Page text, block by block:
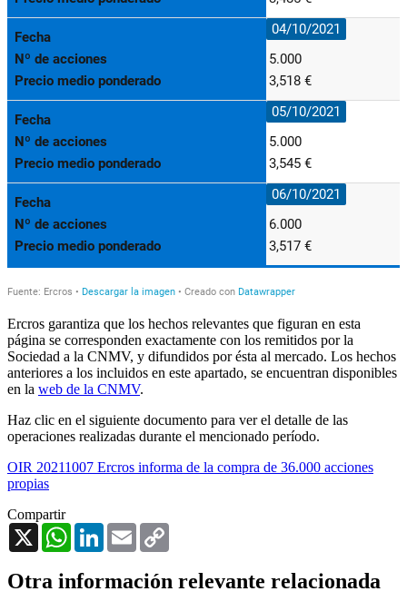
Ercros garantiza que los hechos relevantes que figuran en esta
página se corresponden exactamente con los remitidos por la
Sociedad a la CNMV, y difundidos por ésta al mercado. Los hechos
anteriores a los incluidos en este apartado, se encuentran disponibles
en la web de la CNMV.
Haz clic en el siguiente documento para ver el detalle de las
operaciones realizadas durante el mencionado período.
OIR 20211007 Ercros informa de la compra de 36.000 acciones
propias
Compartir
X
WhatsAppLinkedInEmail
Otra información relevante relacionada